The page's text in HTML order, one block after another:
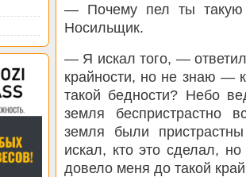
— Почему пел ты
Носильщик.
— Я искал того, —
крайности, но не знаю —
такой бедности? Небо
земля беспристрастно
земля были
искал, кто это сделал,
довело меня до такой